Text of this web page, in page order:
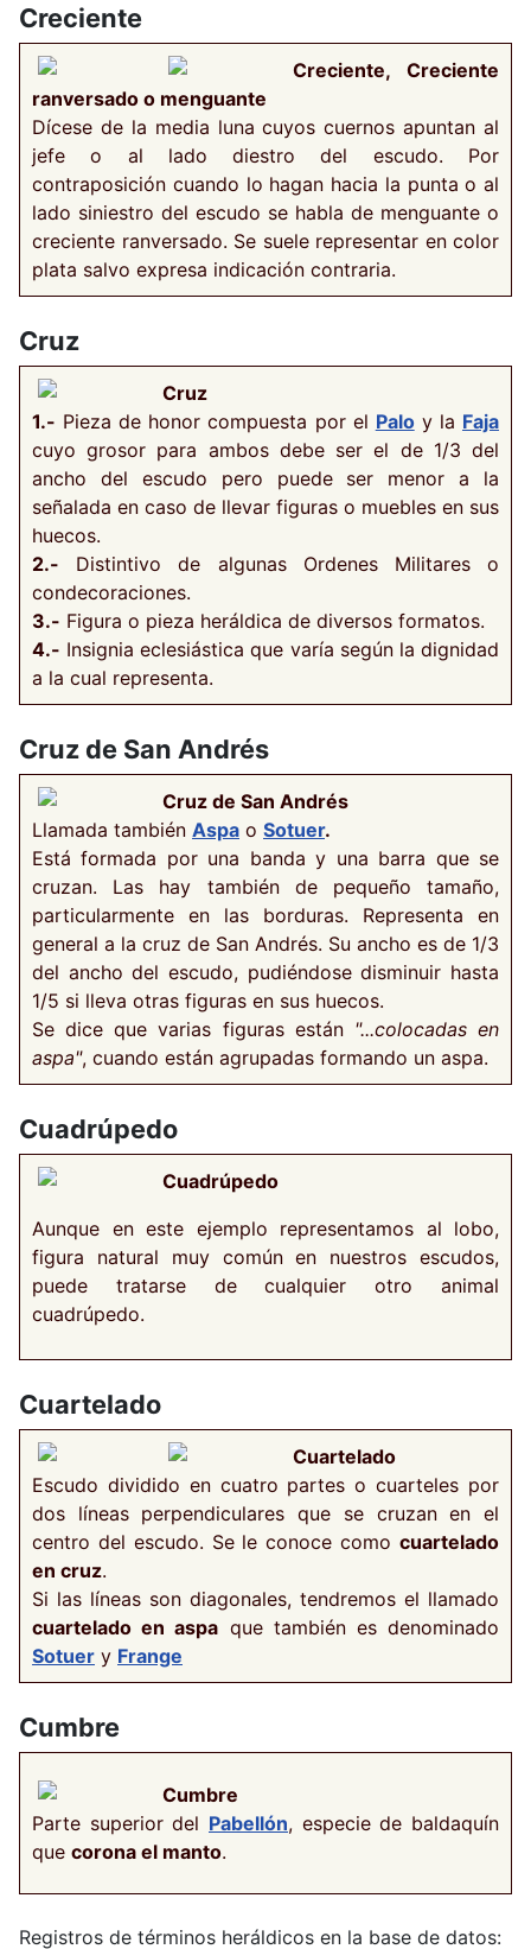
Creciente
Creciente, Creciente
ranversado o menguante
Dícese de la media luna cuyos cuernos apuntan al
jefe o al lado diestro del escudo. Por
contraposición cuando lo hagan hacia la punta o al
lado siniestro del escudo se habla de menguante o
creciente ranversado. Se suele representar en color
plata salvo expresa indicación contraria.
Cruz
Cruz
1.- Pieza de honor compuesta por el Paloy la Faja
cuyo grosor para ambos debe ser el de 1/3 del
ancho del escudo pero puede ser menor a la
señalada en caso de llevar figuras o muebles en sus
huecos.
2.- Distintivo de algunas Ordenes Militares o
condecoraciones.
3.- Figura o pieza heráldica de diversos formatos.
4.- Insignia eclesiástica que varía según la dignidad
a la cual representa.
Cruz de San Andrés
Cruz de San Andrés
Llamada también Aspa o Sotuer.
Está formada por una banda y una barra que se
cruzan. Las hay también de pequeño tamaño,
particularmente en las borduras. Representa en
general a la cruz de San Andrés. Su ancho es de 1/3
del ancho del escudo, pudiéndose disminuir hasta
1/5 si lleva otras figuras en sus huecos.
Se dice que varias figuras están "...colocadas en
aspa", cuando están agrupadas formando un aspa.
Cuadrúpedo
Cuadrúpedo
Aunque en este ejemplo representamos al lobo,
figura natural muy común en nuestros escudos,
puede tratarse de cualquier otro animal
cuadrúpedo.
Cuartelado
Cuartelado
Escudo dividido en cuatro partes o cuarteles por
dos líneas perpendiculares que se cruzan en el
centro del escudo. Se le conoce como cuartelado
en cruz.
Si las líneas son diagonales, tendremos el llamado
cuartelado en aspa que también es denominado
Sotuer y Frange
Cumbre
Cumbre
Parte superior del Pabellón, especie de baldaquín
que corona el manto.
Registros de términos heráldicos en la base de datos: